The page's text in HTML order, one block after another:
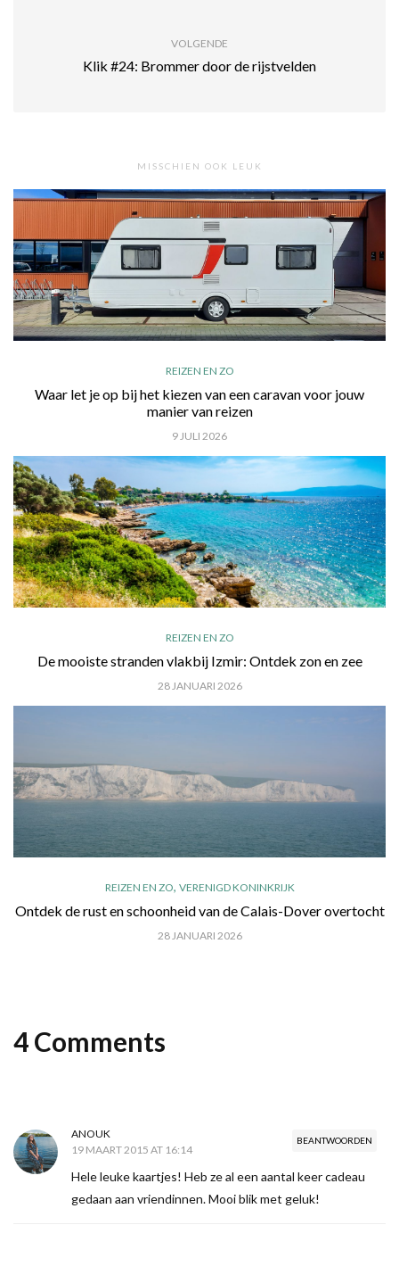
VOLGENDE
Klik #24: Brommer door de rijstvelden
MISSCHIEN OOK LEUK
REIZEN EN ZO
Waar let je op bij het kiezen van een caravan voor jouw
manier van reizen
9 JULI 2026
REIZEN EN ZO
De mooiste stranden vlakbij Izmir: Ontdek zon en zee
28 JANUARI 2026
REIZEN EN ZO, VERENIGD KONINKRIJK
Ontdek de rust en schoonheid van de Calais-Dover overtocht
28 JANUARI 2026
4 Comments
BEANTWOORDEN
ANOUK
19 MAART 2015 AT 16:14
Hele leuke kaartjes! Heb ze al een aantal keer cadeau
gedaan aan vriendinnen. Mooi blik met geluk!